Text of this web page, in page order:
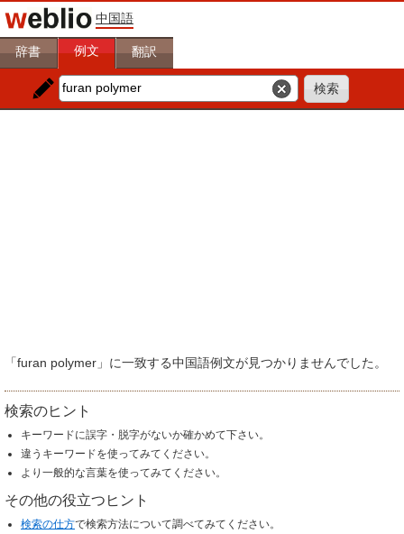
中国語
辞書 例文 翻訳
「furan polymer」に一致する中国語例文が見つかりませんでした。
検索のヒント
キーワードに誤字・脱字がないか確かめて下さい。
違うキーワードを使ってみてください。
より一般的な言葉を使ってみてください。
その他の役立つヒント
検索の仕方で検索方法について調べてみてください。